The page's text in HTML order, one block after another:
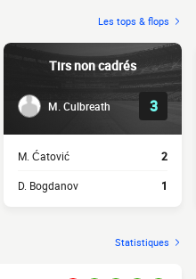
Les tops & flops
Tirs non cadrés
M. Culbreath 3
M. Ćatović 2
D. Bogdanov 1
Statistiques